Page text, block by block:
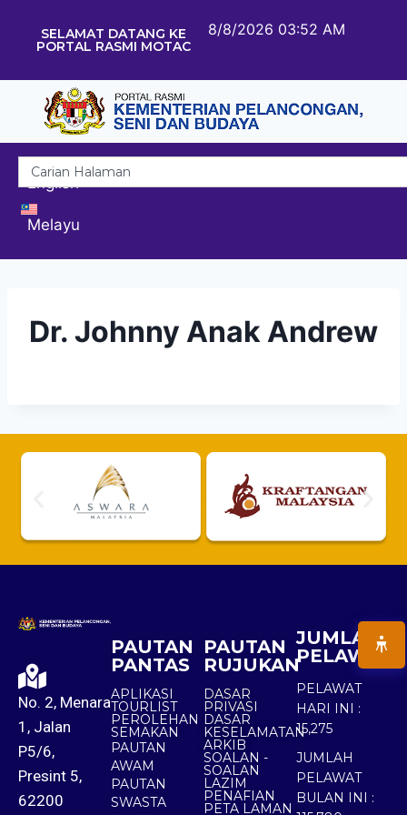
SELAMAT DATANG KE
PORTAL RASMI MOTAC
8/8/2026 03:52 AM
English
Melayu
Dr. Johnny Anak Andrew
No. 2, Menara
1, Jalan
P5/6,
Presint 5,
62200
PAUTAN
PANTAS
APLIKASI
TOURLIST
PEROLEHAN
SEMAKAN
PAUTAN
AWAM
PAUTAN
SWASTA
PAUTAN
RUJUKAN
DASAR
PRIVASI
DASAR
KESELAMATAN
ARKIB
SOALAN -
SOALAN
LAZIM
PENAFIAN
PETA LAMAN
JUMLAH
PELAWAT
PELAWAT
HARI INI :
15,275
JUMLAH
PELAWAT
BULAN INI :